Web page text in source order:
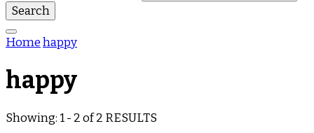
Homehappy
happy
Showing: 1 - 2 of 2 RESULTS